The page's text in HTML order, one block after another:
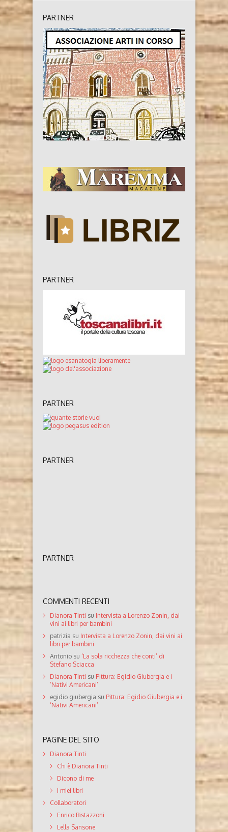
PARTNER
PARTNER
PARTNER
PARTNER
PARTNER
COMMENTI RECENTI
Dianora Tinti su Intervista a Lorenzo Zonin, dai
vini ai libri per bambini
patrizia su Intervista a Lorenzo Zonin, dai vini ai
libri per bambini
Antonio su ‘La sola ricchezza che conti’ di
Stefano Sciacca
Dianora Tinti su Pittura: Egidio Giubergia e i
‘Nativi Americani’
egidio giubergia su Pittura: Egidio Giubergia e i
‘Nativi Americani’
PAGINE DEL SITO
Dianora Tinti
Chi è Dianora Tinti
Dicono di me
I miei libri
Collaboratori
Enrico Bistazzoni
Lella Sansone